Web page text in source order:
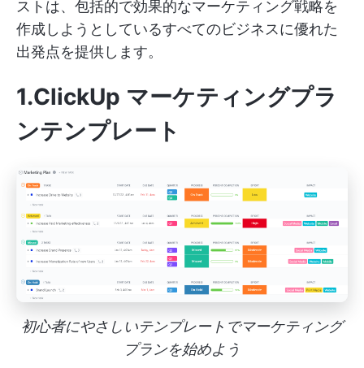
ストは、包括的で効果的なマーケティング戦略を
作成しようとしているすべてのビジネスに優れた
出発点を提供します。
1.ClickUp マーケティングプラ
ンテンプレート
初心者にやさしいテンプレートでマーケティング
プランを始めよう